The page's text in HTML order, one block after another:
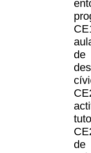
de
de